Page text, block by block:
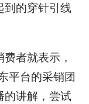
到的穿针引线
者就表示，
平台的采销团
的讲解，尝试